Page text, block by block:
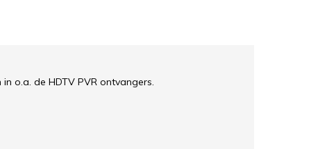
o.a. de HDTV PVR ontvangers.